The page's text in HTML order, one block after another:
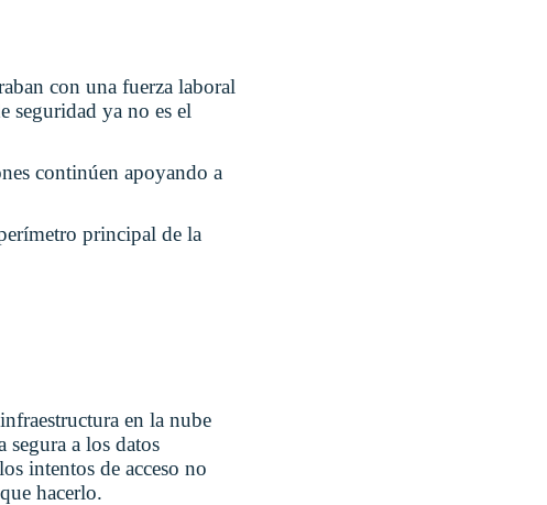
con una fuerza laboral
seguridad ya no es el
continúen apoyando a
principal de la
en la nube
segura a los datos
intentos de acceso no
hacerlo.